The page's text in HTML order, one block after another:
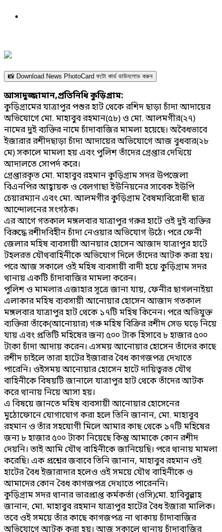
📸 Download News PhotoCard ফটো কার্ড ডাউনলোড করুন
আসাদুজ্জামান,প্রতিনিধি কুড়িগ্রাম:
কুড়িগ্রামের যাত্রাপুর পশুর হাট থেকে রশিদ ছাড়া চাঁদা আদায়ের
অভিযোগে মো. মাহাবুব রহমান(৫৮) ও মো. আলমগীর(২৭)
নামের দুই ব্যক্তির নামে চাঁদাবাজির মামলা হয়েছে। অবৈধভাবে
ইজারার রশীদছাড়া চাঁদা আদায়ের অভিযোগে আজ বুধবার(২৮
মে) সকালে মামলা হয় এবং পুলিশ তাঁদের গ্রেপ্তার দেখিয়ে
আদালতে সোপর্দ করে।
গ্রেপ্তারকৃত মো. মাহাবুব রহমান কুড়িগ্রাম সদর উপজেলা
বিএনপির আহ্বায়ক ও বেলগাছা ইউনিয়নের সাবেক ইউপি
চেয়ারম্যান এবং মো. আলমগীর কুড়িগ্রাম বৈষম্যবিরোধী ছাত্র
আন্দোলনের সংগঠক।
এর আগে গতকাল মঙ্গলবার যাত্রাপুর গরুর হাটে ওই দুই ব্যক্তির
বিরুদ্ধে রশীদবিহীন চাঁদা নেওয়ার অভিযোগ উঠে। পরে ফেনী
জেলার মহিষ ব্যবসায়ী আনয়ার হোসেন আজাদ যাত্রাপুর হাটে
টহলরত যৌথবাহিনীকে অভিযোগ দিলে তাঁদের আটক করা হয়।
পরে আজ সকালে ওই মহিষ ব্যবসায়ী বাদী হয়ে কুড়িগ্রাম সদর
থানায় একটি চাঁদাবাজির মামলা করেন।
পুলিশ ও মামলার এজাহার সূত্রে জানা যায়, ফেনীর ছাগলনাইয়া
এলাকার মহিষ ব্যবসায়ী আনোয়ার হোসেন আজাদ গতকাল
মঙ্গলবার যাত্রাপুর হাট থেকে ১৭টি মহিষ কিনেন। পরে অভিযুক্ত
ব্যক্তিরা তাঁকে(আনোয়ার) গরু মহিষ বিক্রির রশীদ সেড ঘড়ে নিয়ে
যায় এবং প্রতিটি মহিষের জন্য ৫০০ টাক হিসাবে ৮ হাজার ৫০০
টাকা চাঁদা আদায় করেন। এসময় আনোয়ার হোসেন তাঁদের কাছে
রশীদ চাইলে তারা হাটের ইজারার বৈধ কাগজপত্র দেখাতে
পারেনি। ওইসময় আনোয়ার হোসেন হাটে দায়িত্বরত যৌথ
বাহিনীকে বিষয়টি জানালে যাত্রাপুর হাট থেকে তাঁদের আটক
করে থানায় নিয়ে আসা হয়।
এ বিষয়ে জানতে মহিষ ব্যবসায়ী আনোয়ার হোসেনের
মুঠোফোনে যোগাযোগ করা হলে তিনি জানান, মো. মাহাবুব
রহমান ও তাঁর সহযোগী মিলে আমার কাছ থেকে ১৭টি মহিষের
জন্য ৮ হাজার ৫০০ টাকা নিয়েছে কিন্তু আমাকে কোন রশীদ
দেয়নি। তাই আমি যৌথ বাহিনীকে জানিয়েছি। পরে থানায় মামলা
করেছি। এক প্রশ্নের জবাবে তিনি জানান, মাহাবুব রহমান ওই
হাটের বৈধ ইজারাদার হলেও ওই সময়ে যৌথ বাহিনীকে ও
আমাদের কোন বৈধ কাগজপত্র দেখাতে পারেননি।
কুড়িগ্রাম সদর থানার ভারপ্রাপ্ত কর্মকর্তা (ওসি)মো. হাবিবুল্লাহ
জানান, মো. মাহাবুব রহমান যাত্রাপুর হাটের বৈধ ইজারা মালিক।
তবে ওই সময়ে তাঁর কাছে কাগজপত্র না থাকায় চাঁদাবাজির
অভিযোগে আটক করা হয়। আজ সকালে থানায় চাঁদাবাজির